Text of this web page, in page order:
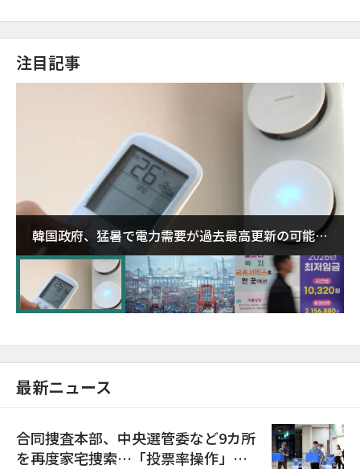
注目記事
韓国政府、猛暑で電力需要が過去最高更新の可能性
に需給対応体制を点検
最新ニュース
合同捜査本部、中央選管委など9カ所
を再度家宅捜索…「投票率操作」の